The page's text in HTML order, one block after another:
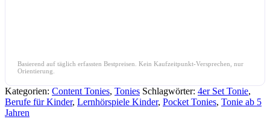
Basierend auf täglich erfassten Bestpreisen. Kein Kaufzeitpunkt-Versprechen, nur
Orientierung.
Kategorien: Content Tonies, Tonies Schlagwörter: 4er Set Tonie,
Berufe für Kinder, Lernhörspiele Kinder, Pocket Tonies, Tonie ab 5
Jahren